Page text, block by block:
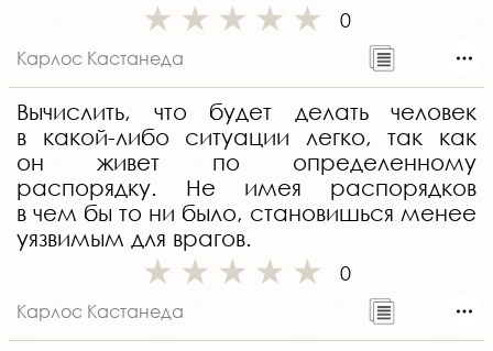
0
Карлос Кастанеда
Вычислить, что будет делать человек
в какой-либо ситуации легко, так как
он живет по определенному
распорядку. Не имея распорядков
в чем бы то ни было, становишься менее
уязвимым для врагов.
0
Карлос Кастанеда